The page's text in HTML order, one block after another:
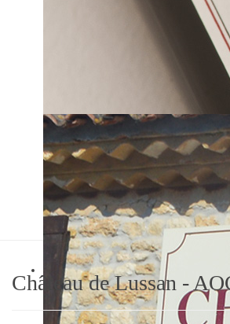
Château de Lussan
AOC Médoc
Château de Lussan -